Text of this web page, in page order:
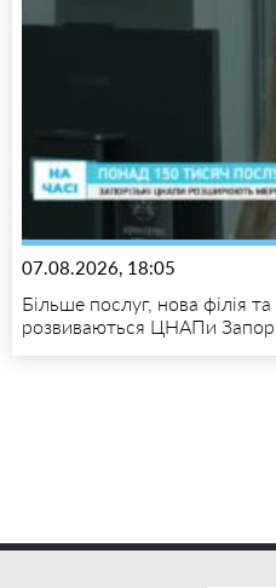
07.08.2026, 18:05
Більше послуг, нова філія
розвиваються ЦНАПи